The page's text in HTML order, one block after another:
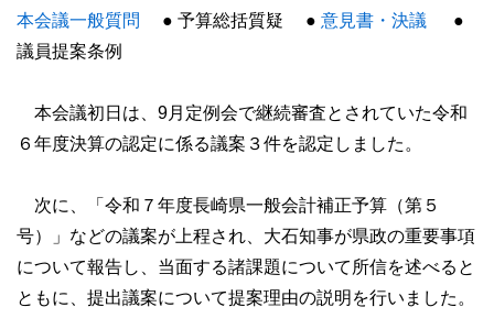
県議会の構成
会派別議員名簿
委員会名簿
県議会からのお知らせ
本会議一般質問
● 予算総括質疑 ● 意見書・決議
●
議員提案条例
本会議初日は、9月定例会で継続審査とされていた令和
６年度決算の認定に係る議案３件を認定しました。
次に、「令和７年度長崎県一般会計補正予算（第５
号）」などの議案が上程され、大石知事が県政の重要事項
について報告し、当面する諸課題について所信を述べると
ともに、提出議案について提案理由の説明を行いました。